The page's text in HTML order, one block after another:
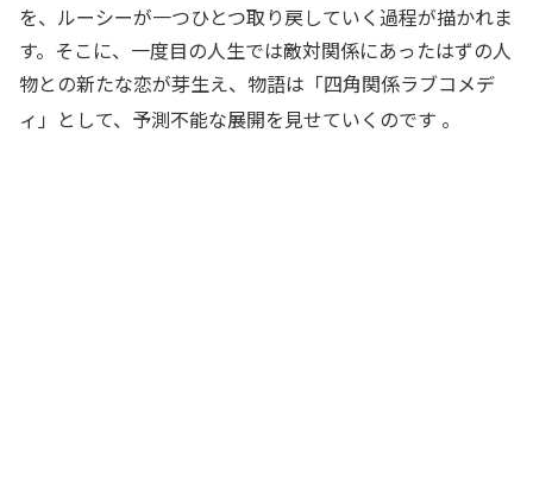
を、ルーシーが一つひとつ取り戻していく過程が描かれま
す。そこに、一度目の人生では敵対関係にあったはずの人
物との新たな恋が芽生え、物語は「四角関係ラブコメデ
ィ」として、予測不能な展開を見せていくのです 。